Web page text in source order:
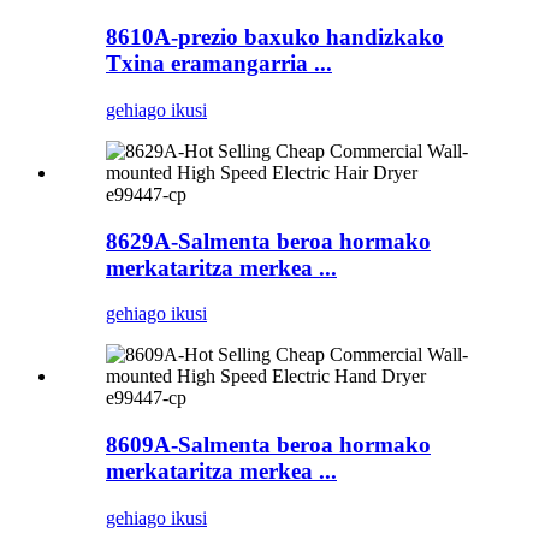
8610A-prezio baxuko handizkako
Txina eramangarria ...
gehiago ikusi
e99447-cp
8629A-Salmenta beroa hormako
merkataritza merkea ...
gehiago ikusi
e99447-cp
8609A-Salmenta beroa hormako
merkataritza merkea ...
gehiago ikusi